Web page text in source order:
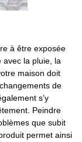
à être exposée
avec la pluie, la
maison doit
de
s’y
Peindre
que subit
permet ainsi